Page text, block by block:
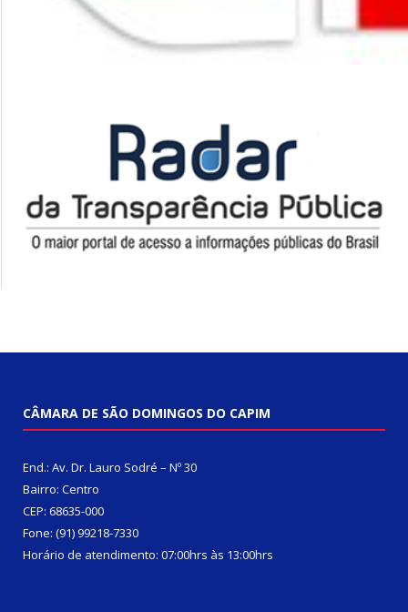
CÂMARA DE SÃO DOMINGOS DO CAPIM
End.: Av. Dr. Lauro Sodré – Nº 30
Bairro: Centro
CEP: 68635-000
Fone: (91) 99218-7330
Horário de atendimento: 07:00hrs às 13:00hrs